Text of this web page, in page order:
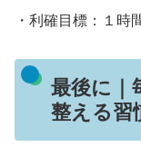
・利確目標：１時
最後に｜
整える習